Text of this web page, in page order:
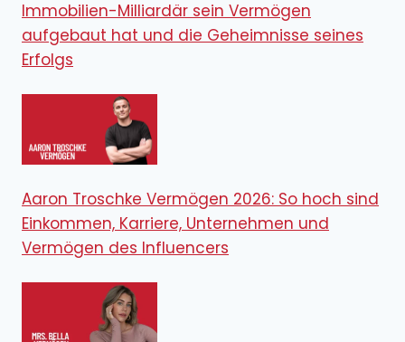
Immobilien-Milliardär sein Vermögen
aufgebaut hat und die Geheimnisse seines
Erfolgs
Aaron Troschke Vermögen 2026: So hoch sind
Einkommen, Karriere, Unternehmen und
Vermögen des Influencers